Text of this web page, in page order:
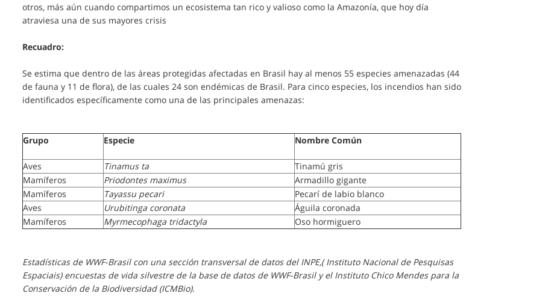
otros, más aún cuando compartimos un ecosistema tan rico y valioso como la Amazonía, que hoy día
atraviesa una de sus mayores crisis
Recuadro:
Se estima que dentro de las áreas protegidas afectadas en Brasil hay al menos 55 especies amenazadas (44
de fauna y 11 de flora), de las cuales 24 son endémicas de Brasil. Para cinco especies, los incendios han sido
identificados específicamente como una de las principales amenazas:
Grupo Especie Nombre Común
Aves Tinamus ta
Tinamú gris
Mamíferos
Priodontes maximus
Armadillo gigante
Mamíferos
Tayassu pecari
Pecarí de labio blanco
Aves
Urubitinga coronata
Águila coronada
Mamíferos
Myrmecophaga tridactyla Oso hormiguero
Estadísticas de WWF-Brasil con una sección transversal de datos del INPE,( Instituto Nacional de Pesquisas
Espaciais) encuestas de vida silvestre de la base de datos de WWF-Brasil y el Instituto Chico Mendes para la
Conservación de la Biodiversidad (ICMBio).